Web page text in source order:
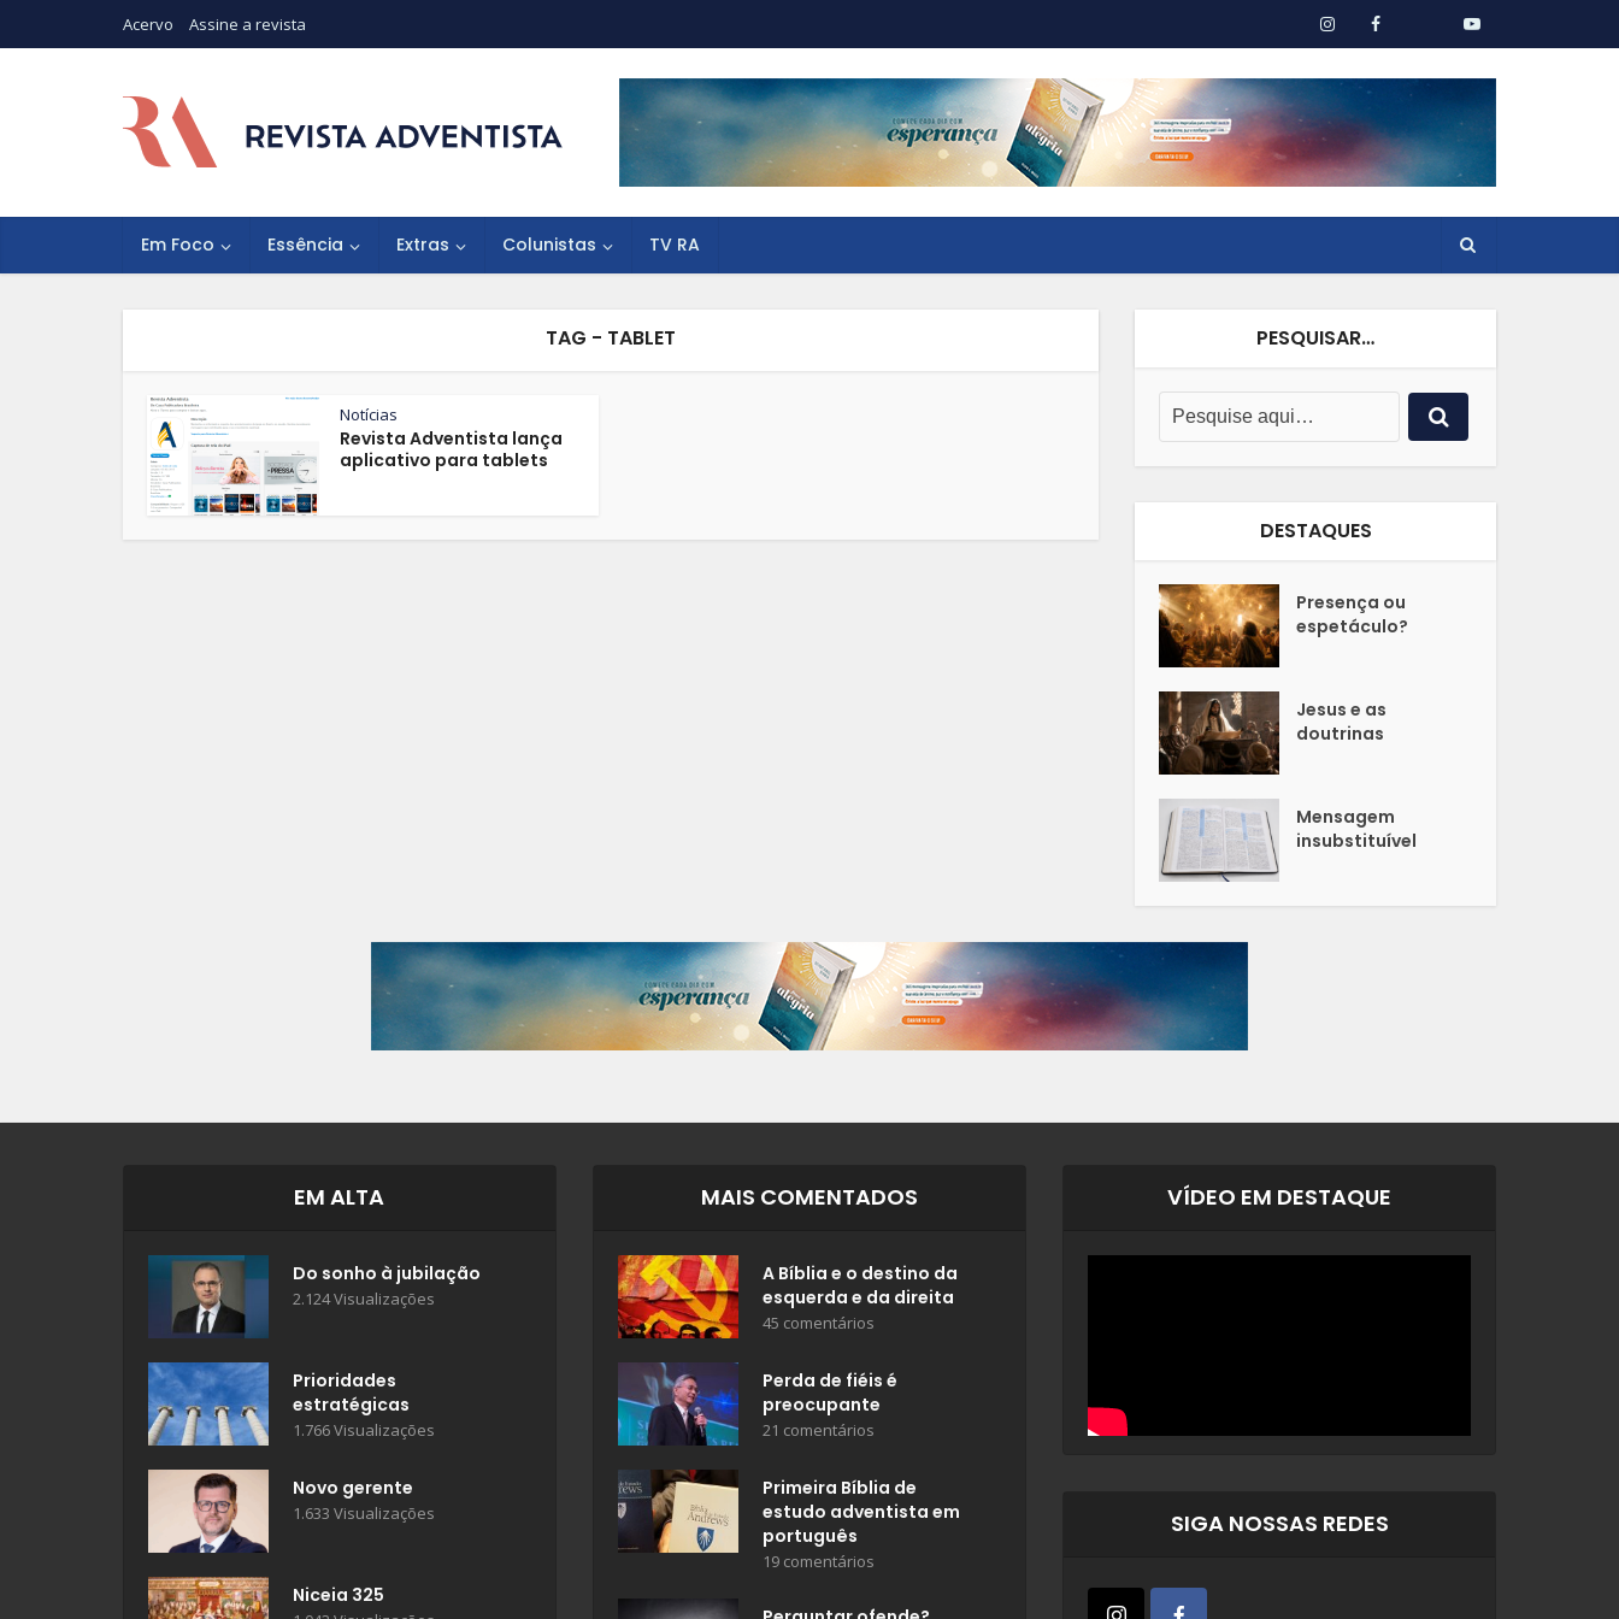
Acervo Assine a revista
Em Foco Essência Extras Colunistas TV RA
TAG - TABLET
Notícias
Revista Adventista lança
aplicativo para tablets
PESQUISAR…
DESTAQUES
Presença ou
espetáculo?
Jesus e as
doutrinas
Mensagem
insubstituível
EM ALTA
Do sonho à jubilação
2.124 Visualizações
Prioridades
estratégicas
1.766 Visualizações
Novo gerente
1.633 Visualizações
Niceia 325
MAIS COMENTADOS
A Bíblia e o destino da
esquerda e da direita
45 comentários
Perda de fiéis é
preocupante
21 comentários
Primeira Bíblia de
estudo adventista em
português
19 comentários
VÍDEO EM DESTAQUE
SIGA NOSSAS REDES